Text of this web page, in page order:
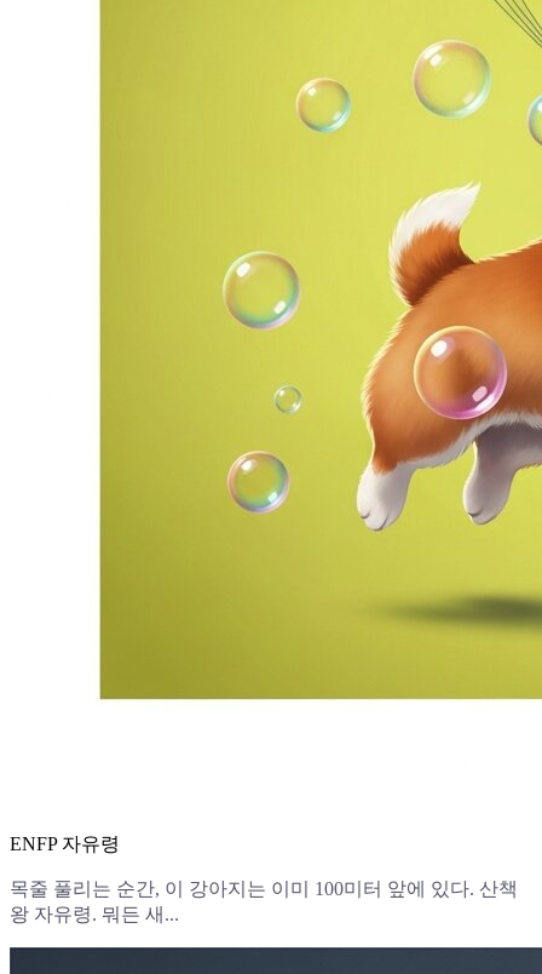
ENFP 자유령
목줄 풀리는 순간, 이 강아지는 이미 100미터 앞에 있다. 산책
왕 자유령. 뭐든 새...